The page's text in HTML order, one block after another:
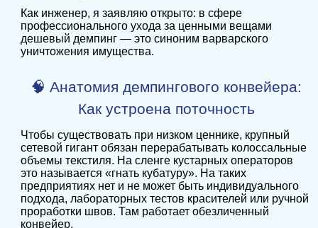
Как инженер, я заявляю открыто: в сфере
профессионального ухода за ценными вещами
дешевый демпинг — это синоним варварского
уничтожения имущества.
🧠 Анатомия демпингового конвейера:
Как устроена поточность
Чтобы существовать при низком ценнике, крупный
сетевой гигант обязан перерабатывать колоссальные
объемы текстиля. На сленге кустарных операторов
это называется «гнать кубатуру». На таких
предприятиях нет и не может быть индивидуального
подхода, лабораторных тестов красителей или ручной
проработки швов. Там работает обезличенный
конвейер.